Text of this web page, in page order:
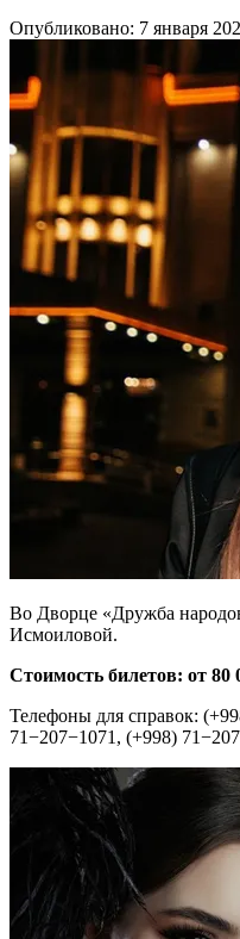
Опубликовано: 7 января
Во Дворце «Дружба
Исмоиловой.
Стоимость билетов: от 80
Телефоны для справок:
71−207−1071, (+998)